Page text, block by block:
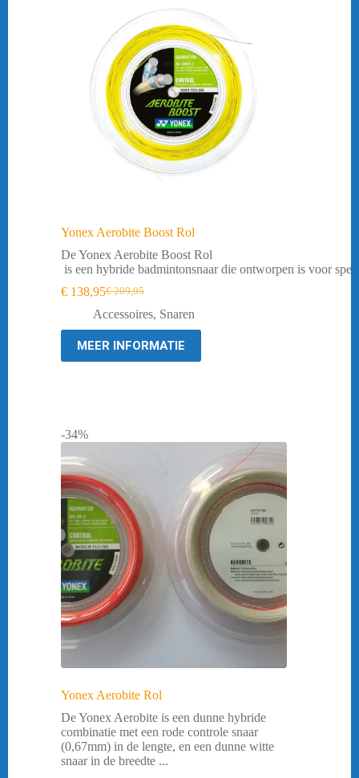
Yonex Aerobite Boost Rol
De Yonex Aerobite Boost Rol
is een hybride badmintonsnaar die ontworpen is voor
€209,95
Oorspronkelijke
prijs
€ 209,95.
€ 138,95Huidige
prijs
€ 138,95.
Accessoires, Snaren
MEER INFORMATIE
-34%
Yonex Aerobite Rol
De Yonex Aerobite is een dunne hybride
combinatie met een rode controle snaar
(0,67mm) in de lengte, en een dunne witte
snaar in de breedte ...